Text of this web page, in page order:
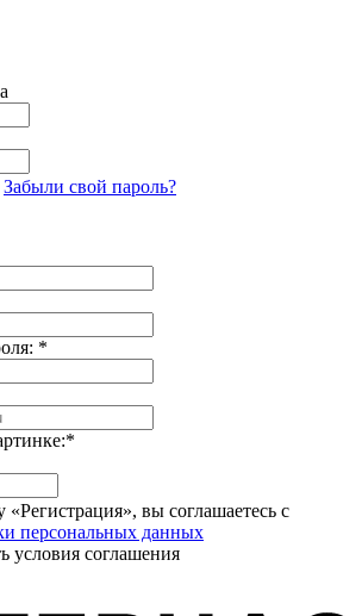
Забыли свой пароль?
*
*
вы соглашаетесь с
персональных данных
условия соглашения